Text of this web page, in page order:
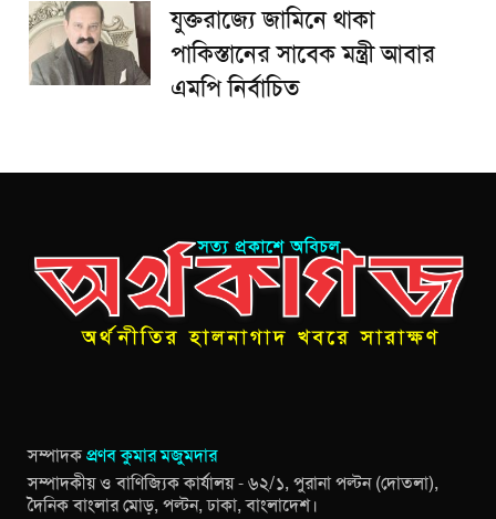
যুক্তরাজ্যে জামিনে থাকা
পাকিস্তানের সাবেক মন্ত্রী আবার
এমপি নির্বাচিত
সম্পাদকপ্রণব কুমার মজুমদার
সম্পাদকীয় ও বাণিজ্যিক কার্যালয় - ৬২/১, পুরানা পল্টন (দোতলা),
দৈনিক বাংলার মোড়, পল্টন, ঢাকা, বাংলাদেশ।